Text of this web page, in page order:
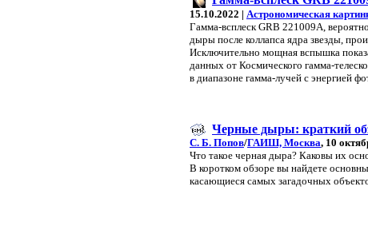
15.10.2022 | Астрономическая
Гамма-всплеск GRB 221009A,
дыры после коллапса ядра звезды,
Исключительно мощная вспышка
данных от Космического гамма-
в диапазоне гамма-лучей с энергией
Черные дыры: краткий
С. Б. Попов/ГАИШ, Москва, 10
Что такое черная дыра? Каковы их
В коротком обзоре вы найдете
касающиеся самых загадочных